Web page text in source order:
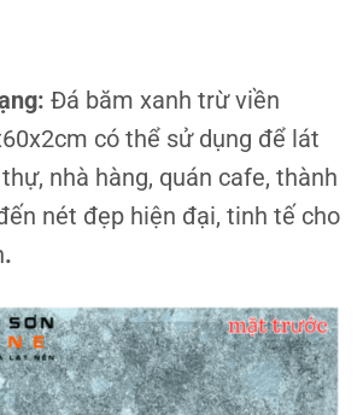
Đá băm xanh trừ viền
có thể sử dụng để lát
nhà hàng, quán cafe, thành
nét đẹp hiện đại, tinh tế cho
.